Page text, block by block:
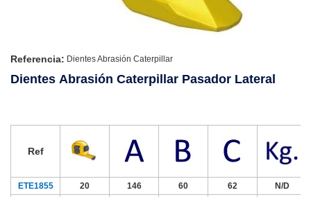
Referencia: Dientes Abrasión Caterpillar
Dientes Abrasión Caterpillar Pasador Lateral
Ref
ETE1855 20 146 60 62
N/D